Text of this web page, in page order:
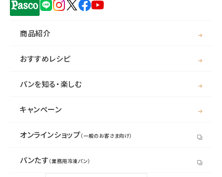
商品紹介
おすすめレシピ
パンを知る・楽しむ
キャンペーン
オンラインショップ（一般のお客さま向け）
パンたす （業務用冷凍パン）